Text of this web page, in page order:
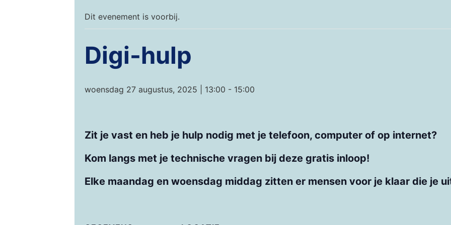
Dit evenement is voorbij.
Digi-hulp
woensdag 27 augustus, 2025 | 13:00 - 15:00
Zit je vast en heb je hulp nodig met je telefoon, computer of op internet?
Kom langs met je technische vragen bij deze gratis inloop!
Elke maandag en woensdag middag zitten er mensen voor je klaar die je